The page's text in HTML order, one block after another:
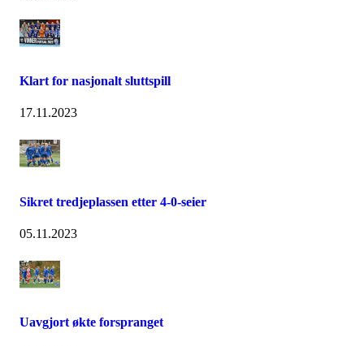
Klart for nasjonalt sluttspill
17.11.2023
Sikret tredjeplassen etter 4-0-seier
05.11.2023
Uavgjort økte forspranget